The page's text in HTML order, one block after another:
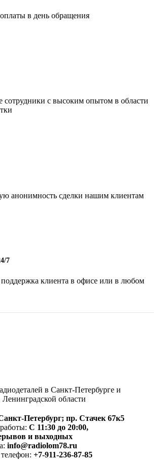
в день обращения
сотрудники с высоким опытом в области
анонимность сделки нашим клиентам
7
поддержка клиента в офисе или в любом
в Санкт-Петербурге и
Ленинградской области
Петербург; пр. Стачек 67к5
С 11:30 до 20:00,
и выходных
info@radiolom78.ru
+7-911-236-87-85